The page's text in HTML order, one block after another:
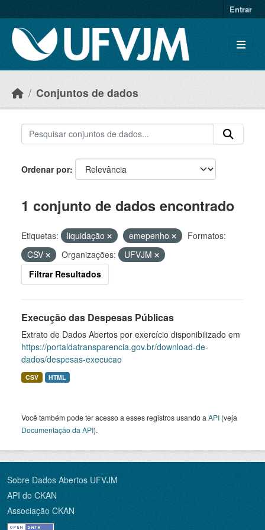
Entrar
Conjuntos de dados
Ordenar por
1 conjunto de dados encontrado
Etiquetas: liquidação emepenho
Formatos:
CSV
Organizações:
UFVJM
Filtrar Resultados
Execução das Despesas Públicas
Extrato de Dados Abertos por exercício disponibilizado em
https://portaldatransparencia.gov.br/download-de-
dados/despesas-execucao
CSV HTML
Você também pode ter acesso a esses registros usando a API (veja
Documentação da API).
Sobre Dados Abertos UFVJM
API do CKAN
Associação CKAN